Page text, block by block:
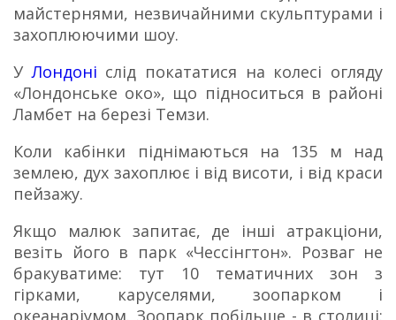
майстернями, незвичайними скульптурами і
захоплюючими шоу.
УЛондоні слід покататися на колесі огляду
«Лондонське око», що підноситься в районі
Ламбет на березі Темзи.
Коли кабінки піднімаються на 135 м над
землею, дух захоплює і від висоти, і від краси
пейзажу.
Якщо малюк запитає, де інші атракціони,
везіть його в парк «Чессінгтон». Розваг не
бракуватиме: тут 10 тематичних зон з
гірками, каруселями, зоопарком і
океанаріумом. Зоопарк побільше - в столиці: